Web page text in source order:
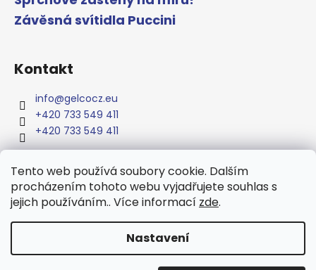
Tento web používá soubory cookie. Dalším
procházením tohoto webu vyjadřujete souhlas s
jejich používáním.. Více informací zde.
Nastavení
Závěsná svítidla Puccini
Kontakt
info@gelcocz.eu
+420 733 549 411
+420 733 549 411
www.gelcocz.eu